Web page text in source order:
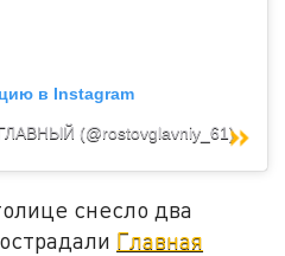
в Instagram
(@rostovglavniy_61)
снесло два
Главная